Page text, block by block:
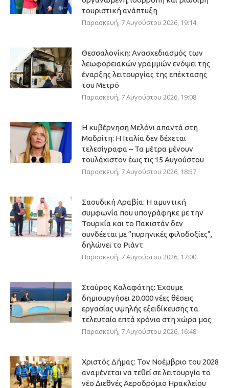
τουριστική ανάπτυξη
Παρασκευή, 7 Αυγούστου 2026, 19:14
Θεσσαλονίκη: Ανασχεδιασμός των
λεωφορειακών γραμμών ενόψει της
έναρξης λειτουργίας της επέκτασης
του Μετρό
Παρασκευή, 7 Αυγούστου 2026, 19:08
Η κυβέρνηση Μελόνι απαντά στη
Μαδρίτη: Η Ιταλία δεν δέχεται
τελεσίγραφα – Τα μέτρα μένουν
τουλάχιστον έως τις 15 Αυγούστου
Παρασκευή, 7 Αυγούστου 2026, 18:57
Σαουδική Αραβία: Η αμυντική
συμφωνία που υπογράφηκε με την
Τουρκία και το Πακιστάν δεν
συνδέεται με “πυρηνικές φιλοδοξίες”,
δηλώνει το Ριάντ
Παρασκευή, 7 Αυγούστου 2026, 17:00
Σταύρος Καλαφάτης: Έχουμε
δημιουργήσει 20.000 νέες θέσεις
εργασίας υψηλής εξειδίκευσης τα
τελευταία επτά χρόνια στη χώρα μας
Παρασκευή, 7 Αυγούστου 2026, 16:48
Χριστός Δήμας: Τον Νοέμβριο του 2028
αναμένεται να τεθεί σε λειτουργία το
νέο Διεθνές Αεροδρόμιο Ηρακλείου